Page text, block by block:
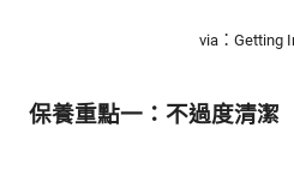
新
鮮
via：Getting
保養重點一：不過度清潔